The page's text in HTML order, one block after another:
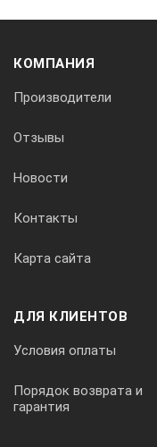
От рабочей
Пределы
± 0,05
КОМПАНИЯ
Производители
Отзывы
Новости
Контакты
Карта сайта
ДЛЯ КЛИЕНТОВ
Условия оплаты
Порядок возврата и
гарантия